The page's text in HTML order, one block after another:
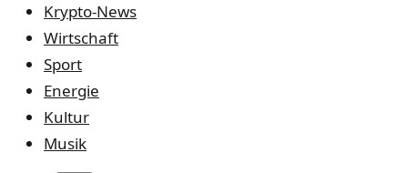
Krypto-News
Wirtschaft
Sport
Energie
Kultur
Musik